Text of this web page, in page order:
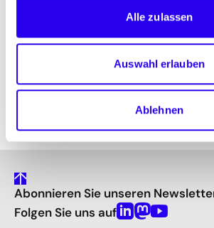
Alle zulassen
Auswahl erlauben
Ablehnen
diskutierten Entlastungspakete
auch: Maßnahmen, die eher
Effekte haben, sind
gehe
nach
oben
Abonnieren Sie unseren
Folgen Sie uns aufLinkedin
Mastodon
Youtube